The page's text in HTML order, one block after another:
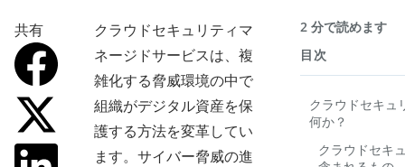
共有
クラウドセキュリティマ
ネージドサービスは、複
雑化する脅威環境の中で
組織がデジタル資産を保
護する方法を変革してい
ます。サイバー脅威の進
2 分で読めます
目次
クラウドセキュ
何か？
クラウドセキ